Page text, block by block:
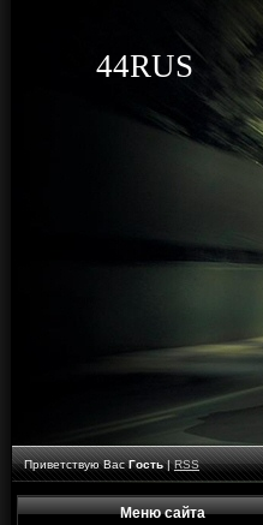
44RUS
Приветствую Вас Гость|RSS
Меню сайта